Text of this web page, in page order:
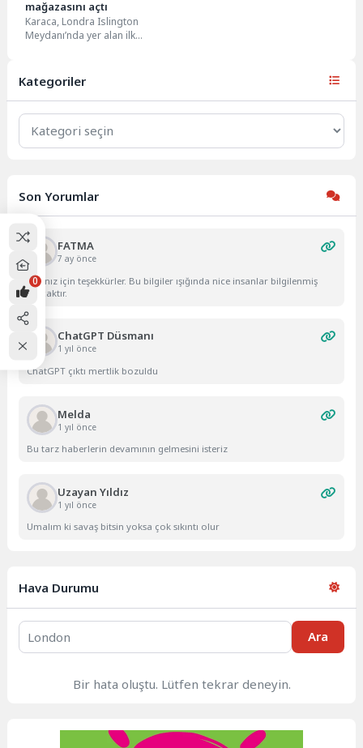
mağazasını açtı
Karaca, Londra Islington
Meydanı’nda yer alan ilk
alışveriş...
Kategoriler
Kategoriler
Son Yorumlar
FATMA
7 ay önce
Yazınız için teşekkürler. Bu bilgiler ışığında nice insanlar bilgilenmiş
olacaktır.
ChatGPT Düsmanı
1 yıl önce
ChatGPT çıktı mertlik bozuldu
Melda
1 yıl önce
Bu tarz haberlerin devamının gelmesini isteriz
Uzayan Yıldız
1 yıl önce
Umalım ki savaş bitsin yoksa çok sıkıntı olur
Hava Durumu
Ara
Bir hata oluştu. Lütfen tekrar deneyin.
0